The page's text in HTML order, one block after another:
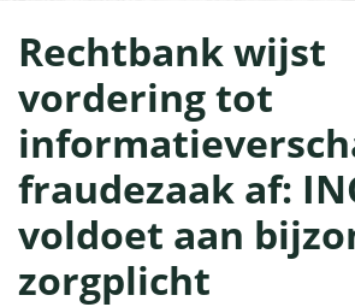
Rechtbank wijst
vordering tot
fraudezaak af:
voldoet aan
zorgplicht